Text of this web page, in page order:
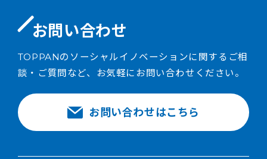
お問い合わせ
TOPPANのソーシャルイノベーションに関するご相
談・ご質問など、お気軽にお問い合わせください。
お問い合わせはこちら